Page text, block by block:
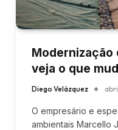
Modernização
veja o que
Diego Velázquez
O empresário e
ambientais Marcello